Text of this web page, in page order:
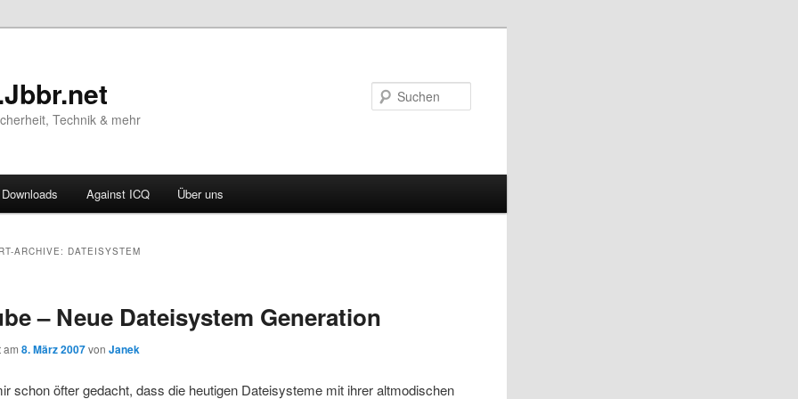
Technik & mehr
Downloads Against ICQ Über uns
ARCHIVE: DATEISYSTEM
– Neue Dateisystem Generation
am8. März 2007 vonJanek
schon öfter gedacht, dass die heutigen Dateisysteme mit ihrer altmodischen